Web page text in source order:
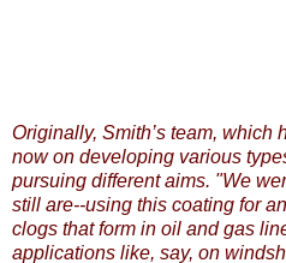
Originally, Smith’s team, which
now on developing various
pursuing different aims. "We
still are--using this coating for
clogs that form in oil and gas
applications like, say, on